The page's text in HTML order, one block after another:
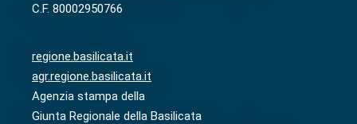
C.F. 80002950766
regione.basilicata.it
agr.regione.basilicata.it
Agenzia stampa della
Giunta Regionale della Basilicata